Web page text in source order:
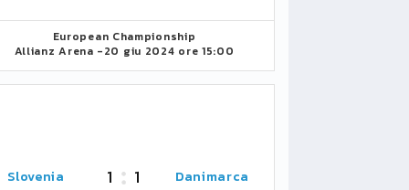
European Championship
Allianz Arena -20 giu 2024 ore 15:00
Slovenia 1 1 Danimarca